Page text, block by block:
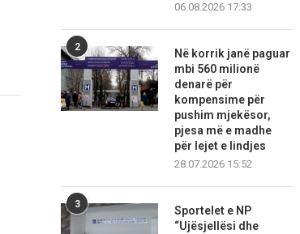
06.08.2026 17:33
2
Në korrik janë paguar
mbi 560 milionë
denarë për
kompensime për
pushim mjekësor,
pjesa më e madhe
për lejet e lindjes
28.07.2026 15:52
3
Sportelet e NP
“Ujësjellësi dhe